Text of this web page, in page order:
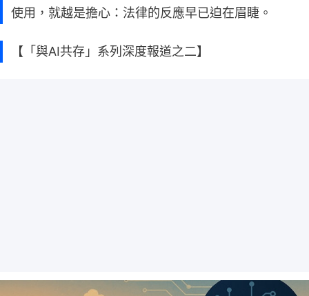
使用，就越是擔心：法律的反應早已迫在眉睫。
【「與AI共存」系列深度報道之二】